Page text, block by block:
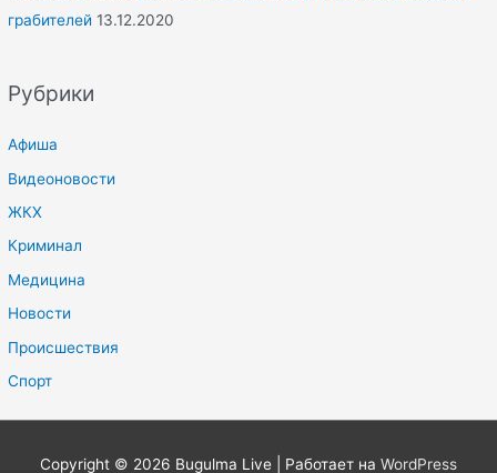
грабителей 13.12.2020
Рубрики
Афиша
Видеоновости
ЖКХ
Криминал
Медицина
Новости
Происшествия
Спорт
Copyright © 2026 Bugulma Live | Работает на WordPress